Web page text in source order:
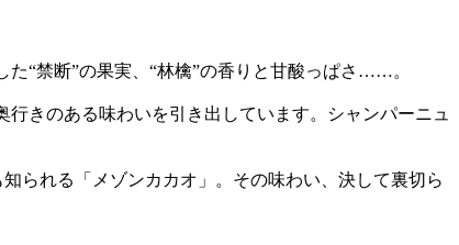
“禁断”の果実、“林檎”の香りと甘酸っぱさ……。
きのある味わいを引き出しています。シャンパーニュ
られる「メゾンカカオ」。その味わい、決して裏切ら